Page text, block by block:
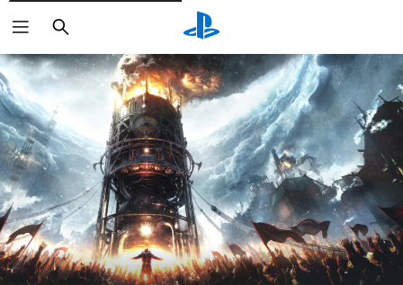
Zoeken